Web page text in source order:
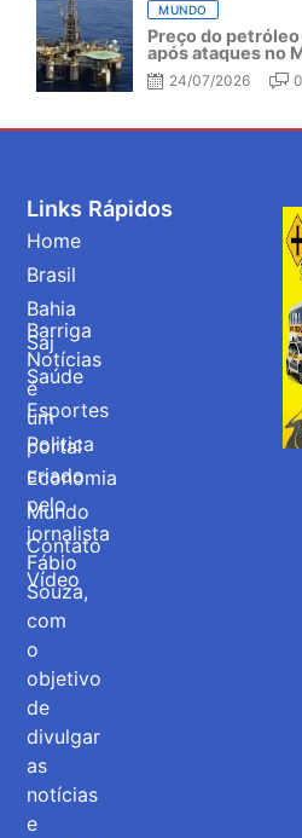
MUNDO
Preço do
após ataques no
24/07/2026 0
Barriga
Notícias
é
um
portal
criado
pelo
jornalista
Fábio
Souza,
com
o
objetivo
de
divulgar
as
notícias
e
Links Rápidos
Home
Brasil
Bahia
Saj
Saúde
Esportes
Politica
Economia
Mundo
Contato
Vídeo